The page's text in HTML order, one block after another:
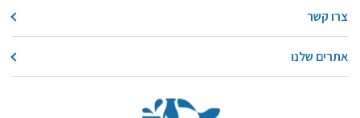
צרו קשר
אתרים שלנו